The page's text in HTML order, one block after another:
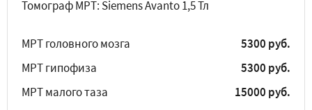
Томограф МРТ: Siemens Avanto 1,5 Тл
МРТ головного мозга
5300 руб.
МРТ гипофиза
5300 руб.
МРТ малого таза
15000 руб.